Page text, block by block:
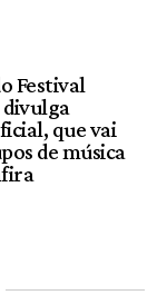
Festival
divulga
que vai
de música